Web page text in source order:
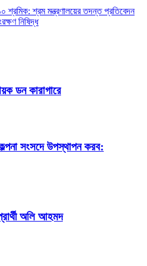
শ্রমিক: শ্রম মন্ত্রণালয়ের তদন্ত প্রতিবেদন
নিষিদ্ধ
ডন কারাগারে
সংসদে উপস্থাপন করব:
অলি আহমদ